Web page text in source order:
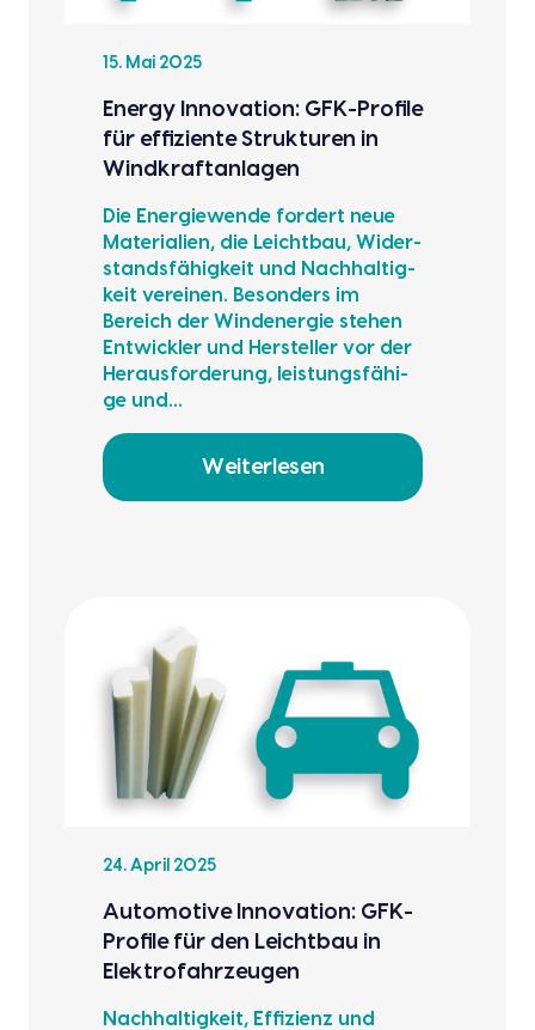
15. Mai 2025
Ener­gy Inno­va­ti­on: GFK-Pro­fi­le
für effi­zi­en­te Struk­tu­ren in
Wind­kraft­an­la­gen
Die Ener­gie­wen­de for­dert neue
Mate­ria­li­en, die Leicht­bau, Wider­
stands­fä­hig­keit und Nach­hal­tig­
keit ver­ei­nen. Beson­ders im
Bereich der Wind­ener­gie ste­hen
Ent­wick­ler und Her­stel­ler vor der
Her­aus­for­de­rung, leis­tungs­fä­hi­
ge und…
Weiterlesen
24. April 2025
Auto­mo­ti­ve Inno­va­ti­on: GFK-
Pro­fi­le für den Leicht­bau in
Elek­tro­fahr­zeu­gen
Nach­hal­tig­keit, Effi­zi­enz und